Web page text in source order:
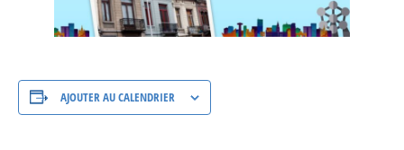
AJOUTER AU CALENDRIER